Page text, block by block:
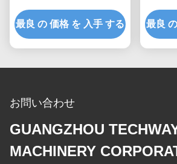
り上げ SC300
最良 の 価格 を 入手 する
最良
お問い合わせ
GUANGZHOU
MACHINERY